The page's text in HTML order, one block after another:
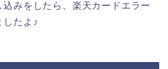
みをしたら、楽天カードエラー
したよ♪